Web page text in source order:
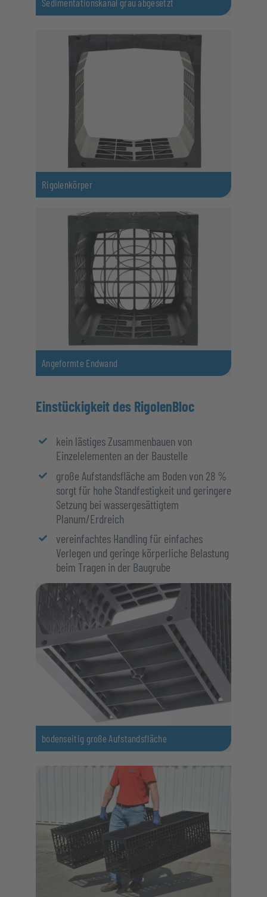
Rigolenkörper
Angeformte Endwand
Einstückigkeit des RigolenBloc
kein lästiges Zusammenbauen von
Einzelelementen an der Baustelle
große Aufstandsfläche am Boden von 28 %
sorgt für hohe Standfestigkeit und geringere
Setzung bei wassergesättigtem
Planum/Erdreich
vereinfachtes Handling für einfaches
Verlegen und geringe körperliche Belastung
beim Tragen in der Baugrube
bodenseitig große Aufstandsfläche